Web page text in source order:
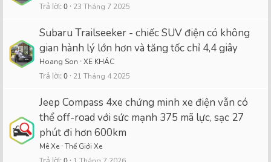
Trả lời 0 23 Tháng 7 2025
Subaru Trailseeker - chiếc SUV điện có không
gian hành lý lớn hơn và tăng tốc chỉ 4,4 giây
Hoang Son XE KHÁC
Trả lời 0 21 Tháng 4 2025
Jeep Compass 4xe chứng minh xe điện vẫn có
thể off-road với sức mạnh 375 mã lực, sạc 27
phút đi hơn 600km
Mê Xe Thế Giới Xe